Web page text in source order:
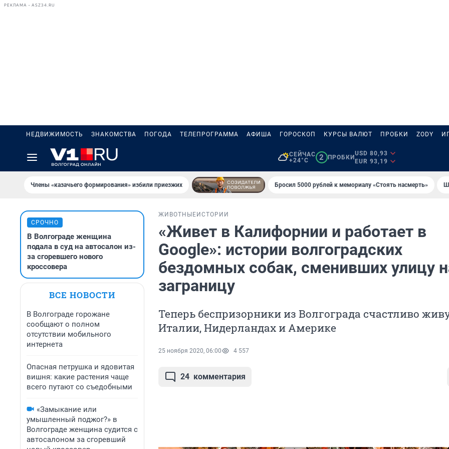
РЕКЛАМА • ASZ34.RU
НЕДВИЖИМОСТЬ ЗНАКОМСТВА ПОГОДА ТЕЛЕПРОГРАММА АФИША ГОРОСКОП КУРСЫ ВАЛЮТ ПРОБКИ ZODY
СЕЙЧАС
+24°C
2 ПРОБКИ
USD 80,93
EUR 93,19
Члены «казачьего формирования» избили приезжих Бросил 5000 рублей к мемориалу «Стоять насмерть»
СРОЧНО
В Волгограде женщина
подала в суд на автосалон из-
за сгоревшего нового
кроссовера
ВСЕ НОВОСТИ
В Волгограде горожане
сообщают о полном
отсутствии мобильного
интернета
Опасная петрушка и ядовитая
вишня: какие растения чаще
всего путают со съедобными
«Замыкание или
умышленный поджог?» в
Волгограде женщина судится с
автосалоном за сгоревший
ЖИВОТНЫЕ ИСТОРИИ
«Живет в Калифорнии и работает в
Google»: истории волгоградских
бездомных собак, сменивших улицу
заграницу
Теперь беспризорники из Волгограда счастливо
Италии, Нидерландах и Америке
25 ноября 2020, 06:00 4 557
24 комментария